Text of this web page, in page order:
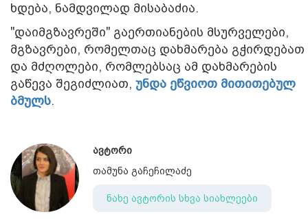
ხდება, ნამდვილად მისაბაძია.
"დაიმგზავრეში" გაერთიანების მსურველები,
მგზავრები, რომელთაც დახმარება გჭირდებათ
და მძღოლები, რომლებსაც ამ დახმარების
გაწევა შეგიძლიათ, უნდა ეწვიოთ მითითებულ
ბმულს.
ავტორი
თამუნა გაჩეჩილაძე
ნახე ავტორის სხვა სიახლეები